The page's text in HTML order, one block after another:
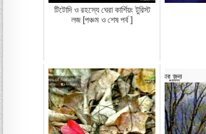
টিটোদি ও রহস্যে ঘেরা কার্শিয়ং টুরিস্ট
লজ [পঞ্চম ও শেষ পর্ব ]